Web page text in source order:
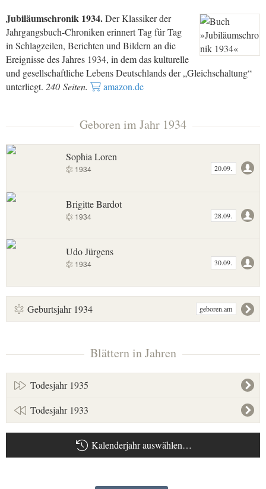
Jubiläumschronik 1934.Der Klassiker der
Jahrgangsbuch-Chroniken erinnert Tag für Tag
in Schlagzeilen, Berichten und Bildern an die
Ereignisse des Jahres 1934, in dem das kulturelle
und gesellschaftliche Lebens Deutschlands der „Gleichschaltung“
unterliegt. 240 Seiten. amazon.de
Geboren im Jahr 1934
Sophia Loren
1934 20.09.
Brigitte Bardot
1934 28.09.
Udo Jürgens
1934 30.09.
Geburtsjahr 1934 geboren.am
Blättern in Jahren
Todesjahr 1935
Todesjahr 1933
Kalenderjahr auswählen…